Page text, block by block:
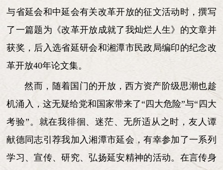
与省延会和中延会有关改革开放的征文活动时，撰写
了一篇题为《改革开放成就了我灿烂人生》的文章并
获奖，后入选省延研会和湘潭市民政局编印的纪念改
革开放40年论文集。
然而，随着国门的开放，西方资产阶级思潮也趁
机涌入，这无疑给党和国家带来了“四大危险”与“四大
考验”。就在我徘徊、迷茫、无所适从之时，友人谭
献德同志引荐我加入湘潭市延会，有幸参加了一系列
学习、宣传、研究、弘扬延安精神的活动。在言传身